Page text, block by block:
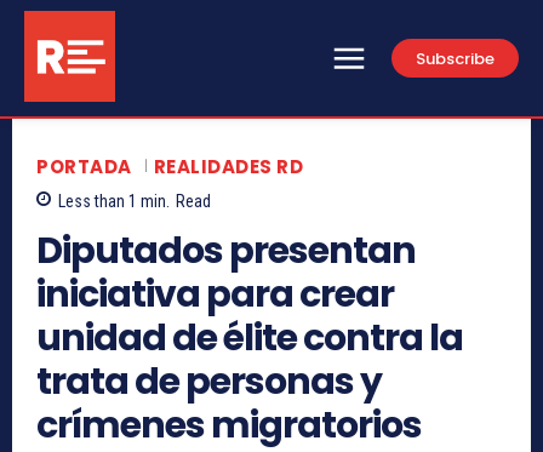
Subscribe
PORTADA REALIDADES RD
Less than 1 min. Read
Diputados presentan
iniciativa para crear
unidad de élite contra la
trata de personas y
crímenes migratorios